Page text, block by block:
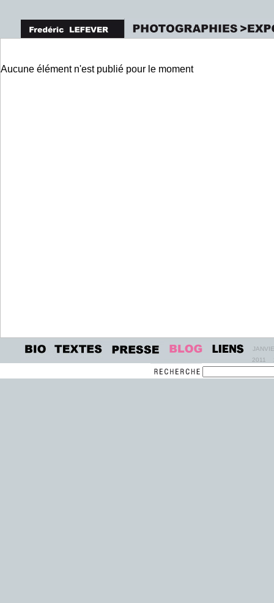
Aucune élément n'est publié pour le moment
2011